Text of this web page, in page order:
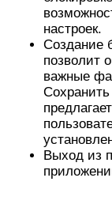
настроек.
Создание
позволит
важные
Выход из